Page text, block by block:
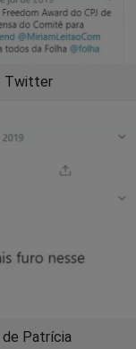
Twitter
de Patrícia